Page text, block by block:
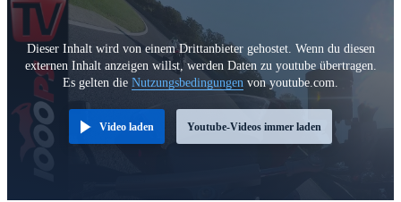
Dieser Inhalt wird von einem Drittanbieter gehostet. Wenn du diesen
externen Inhalt anzeigen willst, werden Daten zu youtube übertragen.
Es gelten die Nutzungsbedingungen von youtube.com.
Video laden Youtube-Videos immer laden